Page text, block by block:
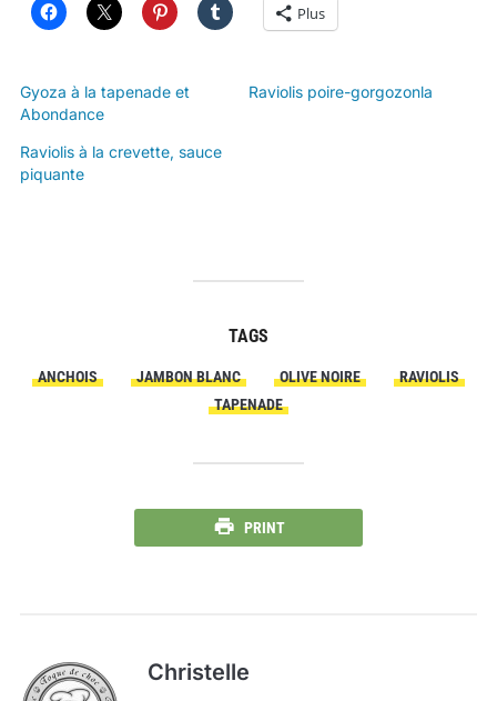
Plus
Gyoza à la tapenade et
Abondance
Raviolis poire-gorgozonla
Raviolis à la crevette, sauce
piquante
TAGS
ANCHOIS JAMBON BLANC OLIVE NOIRE
RAVIOLIS
TAPENADE
PRINT
Christelle